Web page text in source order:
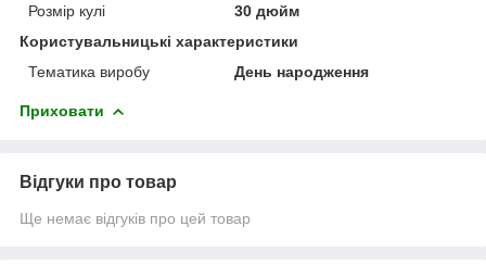
Розмір кулі
30 дюйм
Користувальницькі характеристики
Тематика виробу
День народження
Приховати
Відгуки про товар
Ще немає відгуків про цей товар